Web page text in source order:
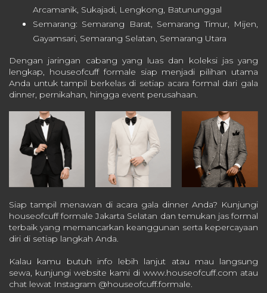
Arcamanik, Sukajadi, Lengkong, Batununggal
Semarang: Semarang Barat, Semarang Timur, Mijen,
Gayamsari, Semarang Selatan, Semarang Utara
Dengan jaringan cabang yang luas dan koleksi jas yang
lengkap, houseofcuff formale siap menjadi pilihan utama
Anda untuk tampil berkelas di setiap acara formal dari gala
dinner, pernikahan, hingga event perusahaan.
Siap tampil menawan di acara gala dinner Anda? Kunjungi
houseofcuff formale Jakarta Selatan dan temukan jas formal
terbaik yang memancarkan keanggunan serta kepercayaan
diri di setiap langkah Anda.
Kalau kamu butuh info lebih lanjut atau mau langsung
sewa, kunjungi website kami di www.houseofcuff.com atau
chat lewat Instagram @houseofcuff.formale.